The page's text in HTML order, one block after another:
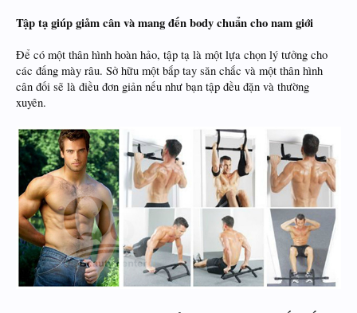
Tập tạ giúp giảm cân và mang đến body chuẩn cho nam giới
Để có một thân hình hoàn hảo, tập tạ là một lựa chọn lý tưởng cho
các đấng mày râu. Sở hữu một bắp tay săn chắc và một thân hình
cân đối sẽ là điều đơn giản nếu như bạn tập đều đặn và thường
xuyên.